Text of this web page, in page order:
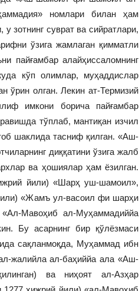
номлари билан ҳам
зотнинг суврат ва сийратлари,
ўзига жамлаган қимматли
пайғамбар алайҳиссаломнинг
кўп олимлар, муҳаддислар
ўрин олган. Лекин ат-Термизий
имкони борича пайғамбар
тўплаб, мантиқан изчил
шаклида тасниф қилган. «Аш-
диққатини ўзига жалб
ва ҳошиялар ҳам ёзилган.
йили) «Шарҳ уш-шамоил»,
«Жамъ ул-васоил фи шарҳи
Мавоҳиб ал-Муҳаммадиййа
Бу асарнинг бир қўлёзмаси
сақланмоқда, Муҳаммад ибн
жалийла ал-баҳиййа ала «Аш-
ва ниҳоят ал-Азҳар